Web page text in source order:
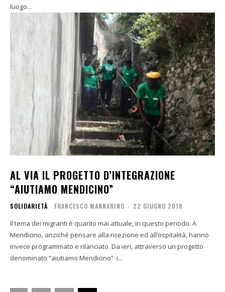
luogo...
AL VIA IL PROGETTO D’INTEGRAZIONE
“AIUTIAMO MENDICINO”
SOLIDARIETÀ FRANCESCO MANNARINO - 22 GIUGNO 2018
Il tema dei migranti è quanto mai attuale, in questo periodo. A
Mendicino, anziché pensare alla ricezione ed all’ospitalità, hanno
invece programmato e rilanciato. Da ieri, attraverso un progetto
denominato “aiutiamo Mendicino” i...